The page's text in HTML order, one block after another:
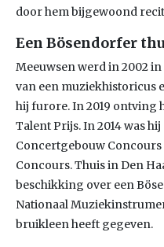
door hem bijgewoond
Een Bösendorfer
Meeuwsen werd in 2002
van een muziekhistoricus
hij furore. In 2019 ontving
Talent Prijs. In 2014 was
Concertgebouw Concours
Concours. Thuis in Den
beschikking over een
Nationaal
bruikleen heeft gegeven.